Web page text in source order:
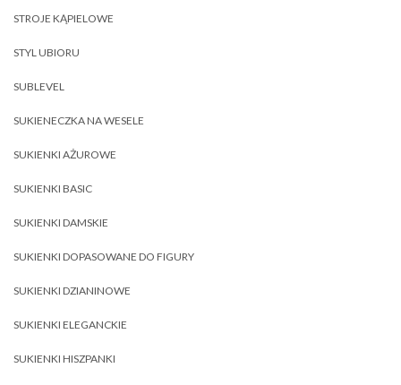
STROJE KĄPIELOWE
STYL UBIORU
SUBLEVEL
SUKIENECZKA NA WESELE
SUKIENKI AŻUROWE
SUKIENKI BASIC
SUKIENKI DAMSKIE
SUKIENKI DOPASOWANE DO FIGURY
SUKIENKI DZIANINOWE
SUKIENKI ELEGANCKIE
SUKIENKI HISZPANKI